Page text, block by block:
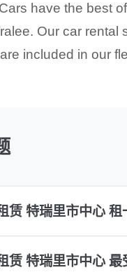
have the best
Our car rental
included in our
赁 特瑞里市中心 租
赁 特瑞里市中心 最